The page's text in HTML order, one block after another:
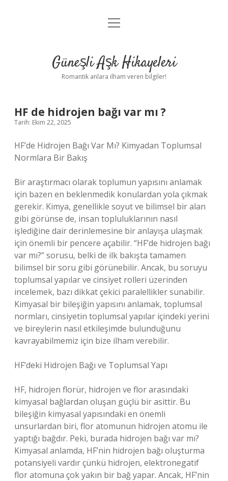
Anasayfa
Yasal Uyarı
menüyü
Güneşli Aşk Hikayeleri
Romantik anlara ilham veren bilgiler!
HF de hidrojen bağı var mı ?
Tarih: Ekim 22, 2025
HF’de Hidrojen Bağı Var Mı? Kimyadan Toplumsal
Normlara Bir Bakış
Bir araştırmacı olarak toplumun yapısını anlamak
için bazen en beklenmedik konulardan yola çıkmak
gerekir. Kimya, genellikle soyut ve bilimsel bir alan
gibi görünse de, insan topluluklarının nasıl
işlediğine dair derinlemesine bir anlayışa ulaşmak
için önemli bir pencere açabilir. “HF’de hidrojen bağı
var mı?” sorusu, belki de ilk bakışta tamamen
bilimsel bir soru gibi görünebilir. Ancak, bu soruyu
toplumsal yapılar ve cinsiyet rolleri üzerinden
incelemek, bazı dikkat çekici paralellikler sunabilir.
Kimyasal bir bileşiğin yapısını anlamak, toplumsal
normları, cinsiyetin toplumsal yapılar içindeki yerini
ve bireylerin nasıl etkileşimde bulunduğunu
kavrayabilmemiz için bize ilham verebilir.
HF’deki Hidrojen Bağı ve Toplumsal Yapı
HF, hidrojen florür, hidrojen ve flor arasındaki
kimyasal bağlardan oluşan güçlü bir asittir. Bu
bileşiğin kimyasal yapısındaki en önemli
unsurlardan biri, flor atomunun hidrojen atomu ile
yaptığı bağdır. Peki, burada hidrojen bağı var mı?
Kimyasal anlamda, HF’nin hidrojen bağı oluşturma
potansiyeli vardır çünkü hidrojen, elektronegatif
flor atomuna çok yakın bir bağ yapar. Ancak, HF’nin